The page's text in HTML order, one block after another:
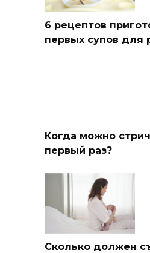
6 рецептов
первых супов для
Когда можно
первый раз?
Сколько должен